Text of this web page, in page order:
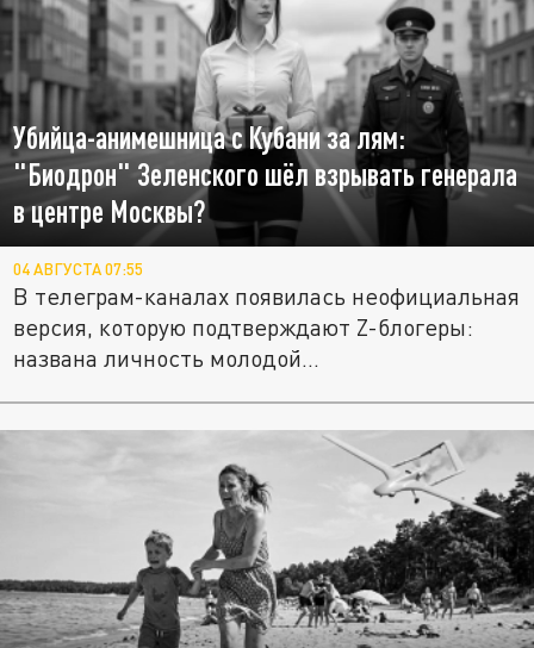
Убийца-анимешница с Кубани за лям:
"Биодрон" Зеленского шёл взрывать генерала
в центре Москвы?
04 АВГУСТА 07:55
В телеграм-каналах появилась неофициальная
версия, которую подтверждают Z-блогеры:
названа личность молодой...